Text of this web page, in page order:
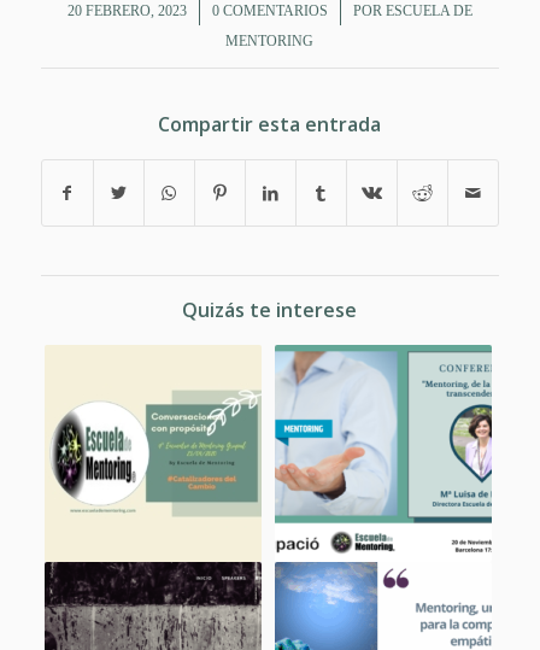
20 FEBRERO, 2023
/ 0 COMENTARIOS
/ POR ESCUELA DE
MENTORING
Compartir esta entrada
Quizás te interese